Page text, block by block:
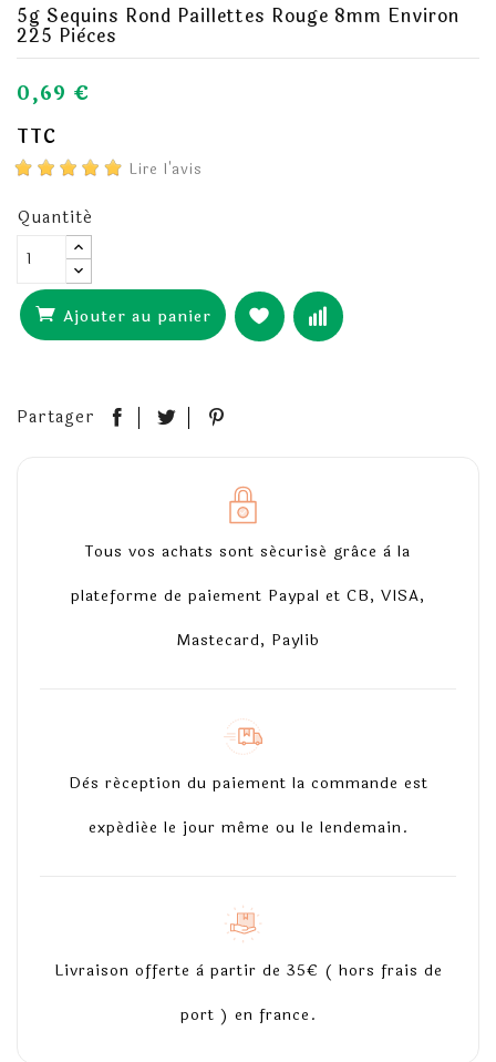
5g Sequins Rond Paillettes Rouge 8mm Environ
225 Pièces
0,69 €
TTC
Lire l'avis
Quantité
Ajouter au panier
Partager
Tous vos achats sont sécurisé grâce à la
plateforme de paiement Paypal et CB, VISA,
Mastecard, Paylib
Dès réception du paiement la commande est
expédiée le jour même ou le lendemain.
Livraison offerte à partir de 35€ ( hors frais de
port ) en france.